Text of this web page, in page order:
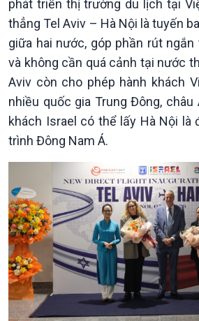
Thời
Bản
Theo
phát triển thị trường du lịch tại
thẳng Tel Aviv – Hà Nội là tuyến
giữa hai nước, góp phần rút
và không cần quá cảnh tại nước
Aviv còn cho phép hành khách
nhiều quốc gia Trung Đông, châu
khách Israel có thể lấy Hà Nội là
trình Đông Nam Á.